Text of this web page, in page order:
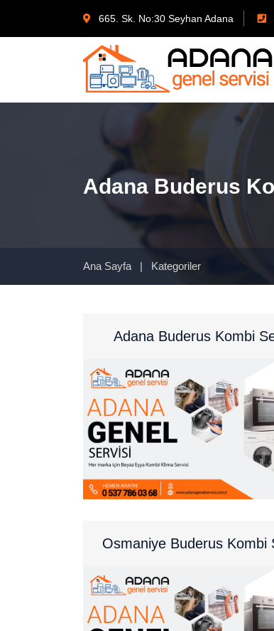
665. Sk. No:30 Seyhan Adana
Adana Buderus
Ana Sayfa | Kategoriler
Adana Buderus Kombi
Osmaniye Buderus Kombi